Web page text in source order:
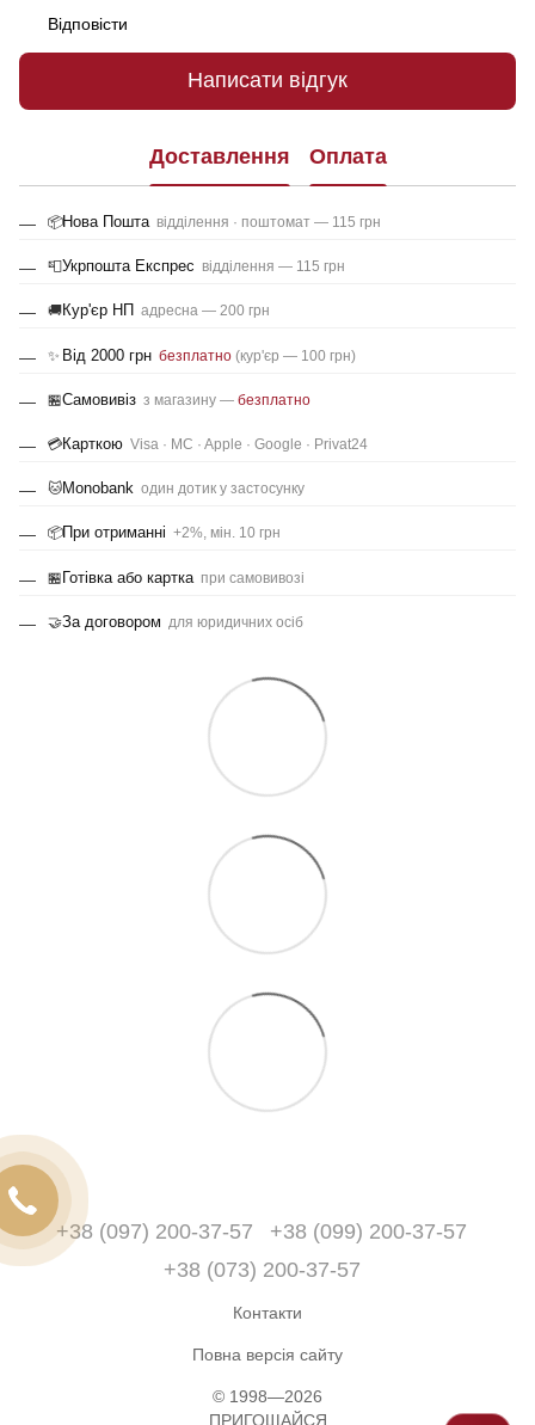
Відповісти
Написати відгук
Доставлення Оплата
📦Нова Пошта відділення · поштомат — 115 грн
📮Укрпошта Експрес відділення — 115 грн
🚚Кур'єр НП адресна — 200 грн
✨ Від 2000 грн безплатно (кур'єр — 100 грн)
🏪Самовивіз з магазину — безплатно
💳Карткою Visa · MC · Apple · Google · Privat24
🐱Monobank один дотик у застосунку
📦При отриманні +2%, мін. 10 грн
🏪Готівка або картка при самовивозі
🤝За договором для юридичних осіб
+38 (097) 200-37-57
+38 (099) 200-37-57
+38 (073) 200-37-57
Контакти
Повна версія сайту
© 1998—2026
ПРИГОЩАЙСЯ